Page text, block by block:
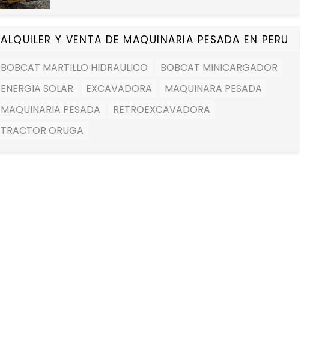
ALQUILER Y VENTA DE MAQUINARIA PESADA EN PERU
BOBCAT MARTILLO HIDRAULICO
BOBCAT MINICARGADOR
ENERGIA SOLAR
EXCAVADORA
MAQUINARA PESADA
MAQUINARIA PESADA
RETROEXCAVADORA
TRACTOR ORUGA